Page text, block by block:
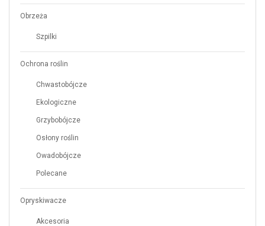
Obrzeża
Szpilki
Ochrona roślin
Chwastobójcze
Ekologiczne
Grzybobójcze
Osłony roślin
Owadobójcze
Polecane
Opryskiwacze
Akcesoria